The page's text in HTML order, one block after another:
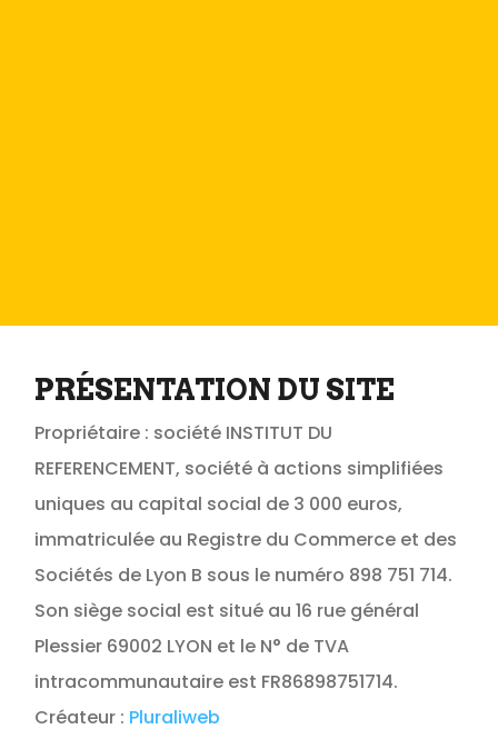
PRÉSENTATION DU SITE
Propriétaire : société INSTITUT DU
REFERENCEMENT, société à actions simplifiées
uniques au capital social de 3 000 euros,
immatriculée au Registre du Commerce et des
Sociétés de Lyon B sous le numéro 898 751 714.
Son siège social est situé au 16 rue général
Plessier 69002 LYON et le N° de TVA
intracommunautaire est FR86898751714.
Créateur : Pluraliweb